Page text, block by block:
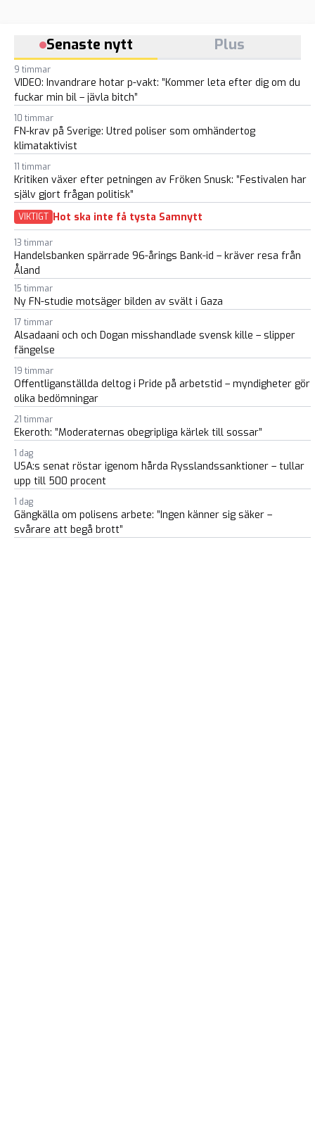
Senaste nytt Plus
9 timmar
VIDEO: Invandrare hotar p-vakt: ”Kommer leta efter dig om du
fuckar min bil – jävla bitch”
10 timmar
FN-krav på Sverige: Utred poliser som omhändertog
klimataktivist
11 timmar
Kritiken växer efter petningen av Fröken Snusk: ”Festivalen har
själv gjort frågan politisk”
VIKTIGT Hot ska inte få tysta Samnytt
13 timmar
Handelsbanken spärrade 96-årings Bank-id – kräver resa från
Åland
15 timmar
Ny FN-studie motsäger bilden av svält i Gaza
17 timmar
Alsadaani och och Dogan misshandlade svensk kille – slipper
fängelse
19 timmar
Offentliganställda deltog i Pride på arbetstid – myndigheter gör
olika bedömningar
21 timmar
Ekeroth: ”Moderaternas obegripliga kärlek till sossar”
1 dag
USA:s senat röstar igenom hårda Rysslandssanktioner – tullar
upp till 500 procent
1 dag
Gängkälla om polisens arbete: ”Ingen känner sig säker –
svårare att begå brott”